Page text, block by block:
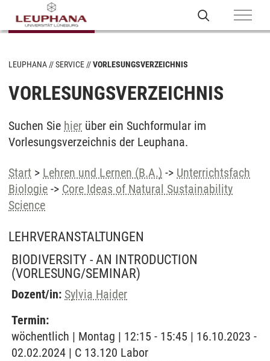
LEUPHANA SERVICE VORLESUNGSVERZEICHNIS
VORLESUNGSVERZEICHNIS
Suchen Sie hier über ein Suchformular im
Vorlesungsverzeichnis der Leuphana.
Start > Lehren und Lernen (B.A.) -> Unterrichtsfach
Biologie -> Core Ideas of Natural Sustainability
Science
LEHRVERANSTALTUNGEN
BIODIVERSITY - AN INTRODUCTION
(VORLESUNG/SEMINAR)
Dozent/in: Sylvia Haider
Termin:
wöchentlich | Montag | 12:15 - 15:45 | 16.10.2023 -
02.02.2024 | C 13.120 Labor